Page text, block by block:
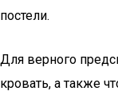
постели.
Для верного
кровать, а также